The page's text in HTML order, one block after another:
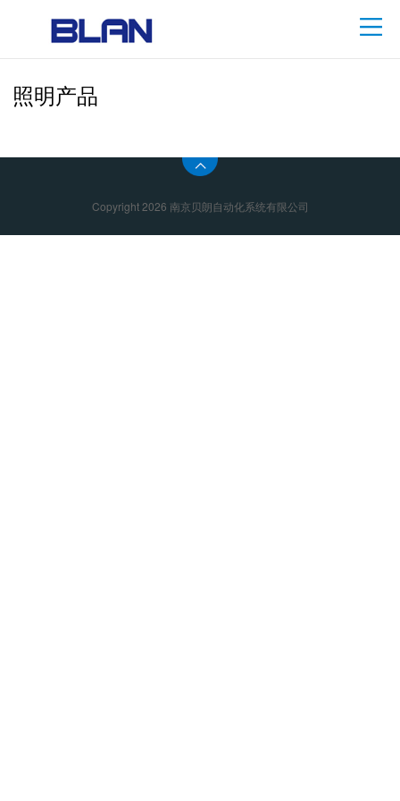
照明产品
Copyright 2026 南京贝朗自动化系统有限公司